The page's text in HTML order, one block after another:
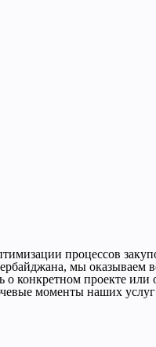
процессов
мы оказываем
о конкретном проекте или
моменты наших